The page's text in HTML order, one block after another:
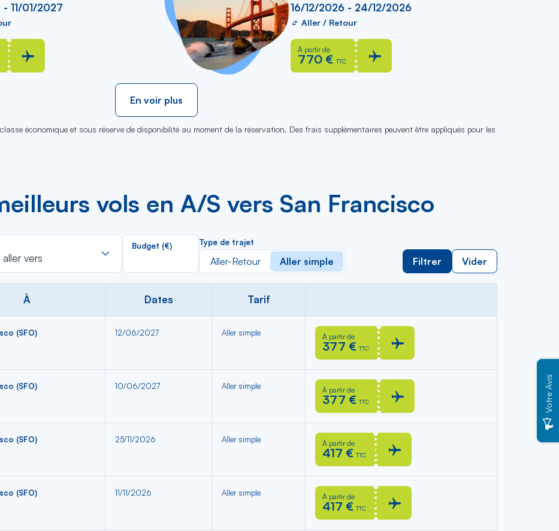
11/01/2027 16/12/2026 - 24/12/2026
Aller / Retour
À partir de
770 € TTC
En voir plus
économique et sous réserve de disponibilité au moment de la réservation. Des frais supplémentaires peuvent être appliqués pour les
vols en A/S vers San Francisco
aller vers
Rechercher
la
Budget (€) Type de trajet
Aller-Retour Aller simple Filtrer Vider
À Dates Tarif
(SFO) 12/06/2027 Aller simple À partir de
377 € TTC
(SFO) 10/06/2027 Aller simple À partir de
377 € TTC
(SFO) 25/11/2026 Aller simple À partir de
417 € TTC
(SFO) 11/11/2026 Aller simple À partir de
417 € TTC
Votre Avis